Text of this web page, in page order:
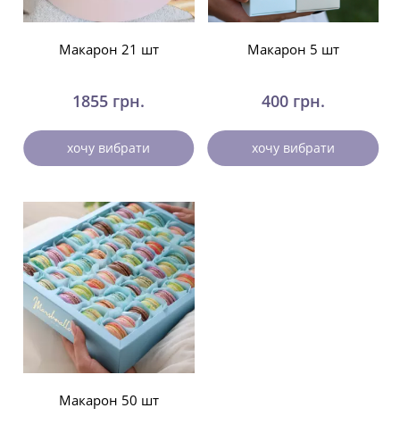
Макарон 21 шт
1855 грн.
хочу вибрати
Макарон 5 шт
400 грн.
хочу вибрати
Макарон 50 шт